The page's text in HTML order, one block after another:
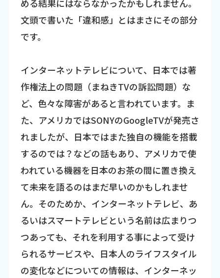
める結果にはならなかったかもしれません。
文頭で書いた「違和感」とはまさにその部分
です。
インターネットテレビについて、日本では著
作権法上の問題（まねきTVの訴訟問題）な
ど、色々な障害があると言われています。ま
た、アメリカではSONYのGoogleTVが発売さ
れましたが、日本ではまた独自の機能を搭載
するのでは？などの話もあり、アメリカで使
われている機器を日本のお茶の間に置き換え
て未来を語るのはまだ早いのかもしれませ
ん。そのためか、インターネットテレビ、あ
るいはスマートテレビという名前は広まりつ
つあっても、それを利用する事によって受け
られるサービスや、日本人のライフスタイル
の変化などについての情報は、インターネッ